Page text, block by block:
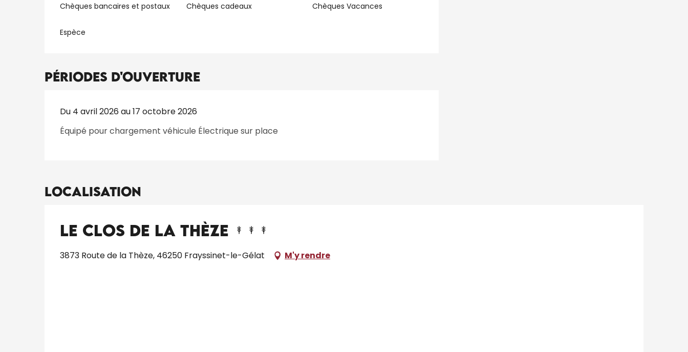
Chèques bancaires et postaux Chèques cadeaux Chèques Vacances
Espèce
Périodes d'ouverture
Du 4 avril 2026 au 17 octobre 2026
Équipé pour chargement véhicule Électrique sur place
Localisation
Le Clos de La Thèze
3873 Route de la Thèze, 46250 Frayssinet-le-Gélat M'y rendre